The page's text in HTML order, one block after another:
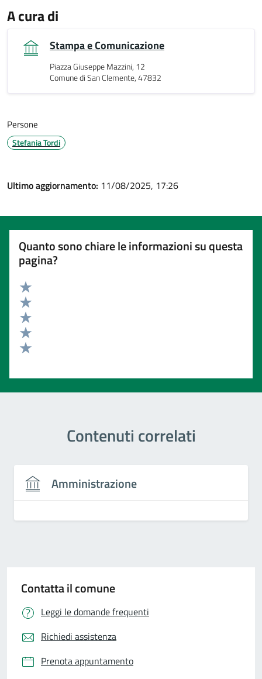
A cura di
Stampa e Comunicazione
Piazza Giuseppe Mazzini, 12
Comune di San Clemente, 47832
Persone
Stefania Tordi
Ultimo aggiornamento: 11/08/2025, 17:26
Quanto sono chiare le informazioni su questa
pagina?
Valuta 5 stelle su 5
Valuta 4 stelle su 5
Valuta 3 stelle su 5
Valuta 2 stelle su 5
Contenuti correlati
Amministrazione
Contatta il comune
Leggi le domande frequenti
Richiedi assistenza
Prenota appuntamento